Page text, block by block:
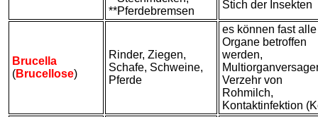
**Pferdebremsen
Stich der Insekten
Brucella
(Brucellose)
Rinder, Ziegen,
Schafe, Schweine,
Pferde
es können fast alle
Organe betroffen
werden,
Verzehr von
Rohmilch,
Kontaktinfektion